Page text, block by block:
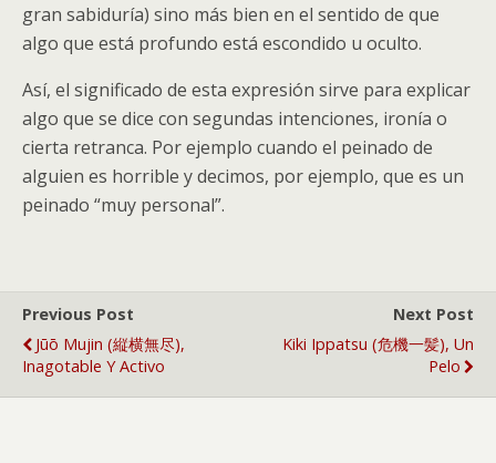
gran sabiduría) sino más bien en el sentido de que
algo que está profundo está escondido u oculto.
Así, el significado de esta expresión sirve para explicar
algo que se dice con segundas intenciones, ironía o
cierta retranca. Por ejemplo cuando el peinado de
alguien es horrible y decimos, por ejemplo, que es un
peinado “muy personal”.
Previous Post
Jūō Mujin (縦横無尽),
Inagotable Y Activo
Next Post
Kiki Ippatsu (危機一髪), Un
Pelo